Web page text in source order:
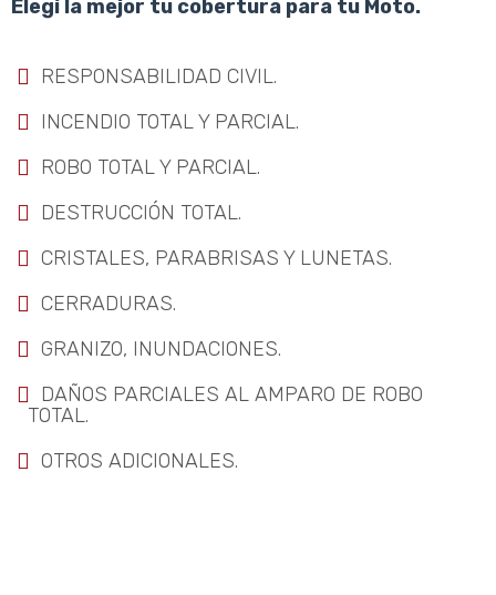
Elegí la mejor tu cobertura para tu Moto.
RESPONSABILIDAD CIVIL.
INCENDIO TOTAL Y PARCIAL.
ROBO TOTAL Y PARCIAL.
DESTRUCCIÓN TOTAL.
CRISTALES, PARABRISAS Y LUNETAS.
CERRADURAS.
GRANIZO, INUNDACIONES.
DAÑOS PARCIALES AL AMPARO DE ROBO
TOTAL.
OTROS ADICIONALES.